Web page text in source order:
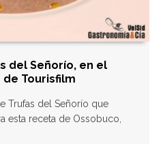
del Señorío, en el
de Tourisfilm
Trufas del Señorío que
esta receta de Ossobuco,